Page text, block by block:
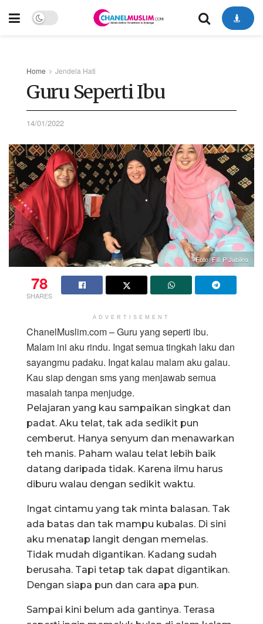
Home Jendela Hati
Guru Seperti Ibu
14/01/2022
Foto: Fifi P Jubilea
78
SHARES
ADVERTISEMENT
ChanelMuslim.com – Guru yang seperti ibu.
Malam ini aku rindu. Ingat semua tingkah laku dan
sayangmu padaku. Ingat kalau malam aku galau.
Kau siap dengan sms yang menjawab semua
masalah tanpa menjudge.
Pelajaran yang kau sampaikan singkat dan
padat. Aku telat, tak ada sedikit pun
cemberut. Hanya senyum dan menawarkan
teh manis. Paham walau telat lebih baik
datang daripada tidak. Karena ilmu harus
diburu walau dengan sedikit waktu.
Ingat cintamu yang tak minta balasan. Tak
ada batas dan tak mampu kubalas. Di sini
aku menatap langit dengan memelas.
Tidak mudah digantikan. Kadang sudah
berusaha. Tapi tetap tak dapat digantikan.
Dengan siapa pun dan cara apa pun.
Sampai kini belum ada gantinya. Terasa